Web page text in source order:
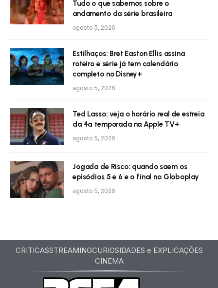
Tudo o que sabemos sobre o
andamento da série brasileira
agosto 5, 2026
Estilhaços: Bret Easton Ellis assina
roteiro e série já tem calendário
completo no Disney+
agosto 5, 2026
Ted Lasso: veja o horário real de estreia
da 4ª temporada na Apple TV+
agosto 5, 2026
Jogada de Risco: quando saem os
episódios 5 e 6 e o final no Globoplay
agosto 5, 2026
CRITICASSTREAMINGCURIOSIDADES e EXPLICAÇÕES
CINEMA